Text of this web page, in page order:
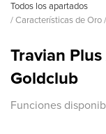
Todos los apartados
/ Características de Oro
Travian
Goldclub
Funciones